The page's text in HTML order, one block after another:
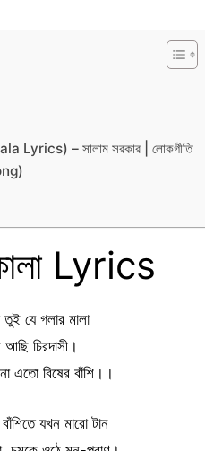
Lyrics) – সালাম সরকার | লোকগীতি
Lyrics
যে গলার মালা
চিরদাসী।
এতো বিষের বাঁশি।।
যখন মারো টান